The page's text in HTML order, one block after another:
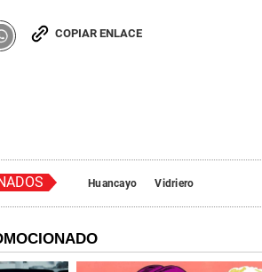
COPIAR ENLACE
Huancayo Vidriero